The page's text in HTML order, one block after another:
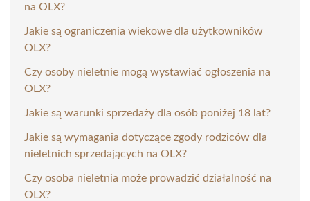
na OLX?
Jakie są ograniczenia wiekowe dla użytkowników
OLX?
Czy osoby nieletnie mogą wystawiać ogłoszenia na
OLX?
Jakie są warunki sprzedaży dla osób poniżej 18 lat?
Jakie są wymagania dotyczące zgody rodziców dla
nieletnich sprzedających na OLX?
Czy osoba nieletnia może prowadzić działalność na
OLX?